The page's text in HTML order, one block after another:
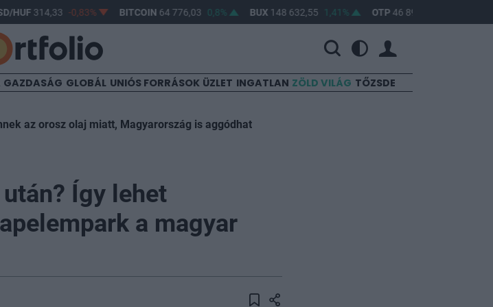
HUF 314,33 -0,83% BITCOIN64 776,03 0,8% BUX148 632,55 1,41% OTP 46 890
GAZDASÁG GLOBÁL UNIÓS FORRÁSOK ÜZLET INGATLAN ZÖLD VILÁG TŐZSDE
az orosz olaj miatt, Magyarország is aggódhat
Így lehet
a magyar